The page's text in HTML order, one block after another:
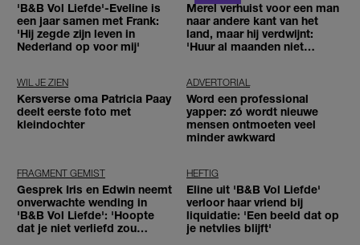
'B&B Vol Liefde'-Eveline is
een jaar samen met Frank:
'Hij zegde zijn leven in
Nederland op voor mij'
Merel verhuist voor een man
naar andere kant van het
land, maar hij verdwijnt:
'Huur al maanden niet
WIL JE ZIEN
Kersverse oma Patricia Paay
deelt eerste foto met
kleindochter
ADVERTORIAL
Word een professional
yapper: zó wordt nieuwe
mensen ontmoeten veel
minder awkward
FRAGMENT GEMIST
Gesprek Iris en Edwin neemt
onverwachte wending in
'B&B Vol Liefde': 'Hoopte
dat je niet verliefd zou
HEFTIG
Eline uit 'B&B Vol Liefde'
verloor haar vriend bij
liquidatie: 'Een beeld dat op
je netvlies blijft'